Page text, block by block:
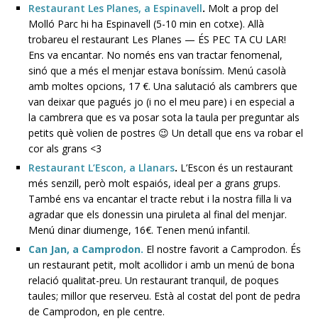
Restaurant Les Planes, a Espinavell. Molt a prop del
Molló Parc hi ha Espinavell (5-10 min en cotxe). Allà
trobareu el restaurant Les Planes — ÉS PEC TA CU LAR!
Ens va encantar. No només ens van tractar fenomenal,
sinó que a més el menjar estava boníssim. Menú casolà
amb moltes opcions, 17 €. Una salutació als cambrers que
van deixar que pagués jo (i no el meu pare) i en especial a
la cambrera que es va posar sota la taula per preguntar als
petits què volien de postres 😉 Un detall que ens va robar el
cor als grans <3
Restaurant L’Escon, a Llanars. L’Escon és un restaurant
més senzill, però molt espaiós, ideal per a grans grups.
També ens va encantar el tracte rebut i la nostra filla li va
agradar que els donessin una piruleta al final del menjar.
Menú dinar diumenge, 16€. Tenen menú infantil.
Can Jan, a Camprodon. El nostre favorit a Camprodon. És
un restaurant petit, molt acollidor i amb un menú de bona
relació qualitat-preu. Un restaurant tranquil, de poques
taules; millor que reserveu. Està al costat del pont de pedra
de Camprodon, en ple centre.